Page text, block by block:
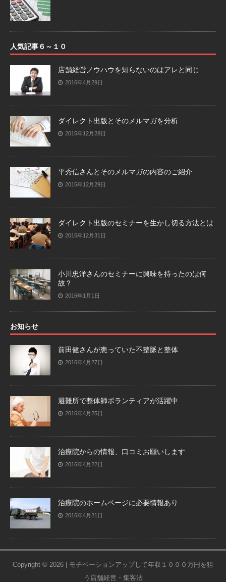
人気記事６～１０
店舗経営ノウハウを知らないのはアレと同じ
2016年4月29日
ダイレクト出版とそのメルマガを分析
2015年12月28日
平秀信さんとそのメルマガの内容のご紹介
2015年12月29日
ダイレクト出版のセミナーを生かし切る方法とは
2015年12月31日
小川忠洋さんのセミナーに興味を持ったのは何
故？
2016年1月1日
お知らせ
前田健さんが患っていた不整脈と整体
2016年4月27日
避難所で整体師ボランティアが活躍中
2016年4月25日
治療院からの情報、口コミお願いします
2016年4月22日
治療院のホームページに必要情報あり
2016年4月21日
Copyright © 2026 | モチベーションアップして年収１０００万円を狙
う店舗経営・集客法